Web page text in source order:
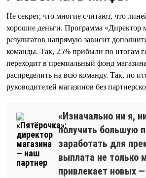
Не секрет, что многие считают, что
хорошие деньги. Программа «Директор
результатов напрямую зависит
команды. Так, 25% прибыли по итогам
переходит в премиальный фонд
распределить на всю команду. Так, по
руководителей магазинов без
«Изначально ни я,
получить большую
заработать для
выплата не только
привлекает новых